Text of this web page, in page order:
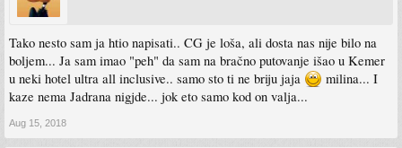
Tako nesto sam ja htio napisati.. CG je loša, ali dosta nas nije bilo na
boljem... Ja sam imao "peh" da sam na bračno putovanje išao u Kemer
u neki hotel ultra all inclusive.. samo sto ti ne briju jaja
milina... I
kaze nema Jadrana nigjde... jok eto samo kod on valja...
Aug 15, 2018